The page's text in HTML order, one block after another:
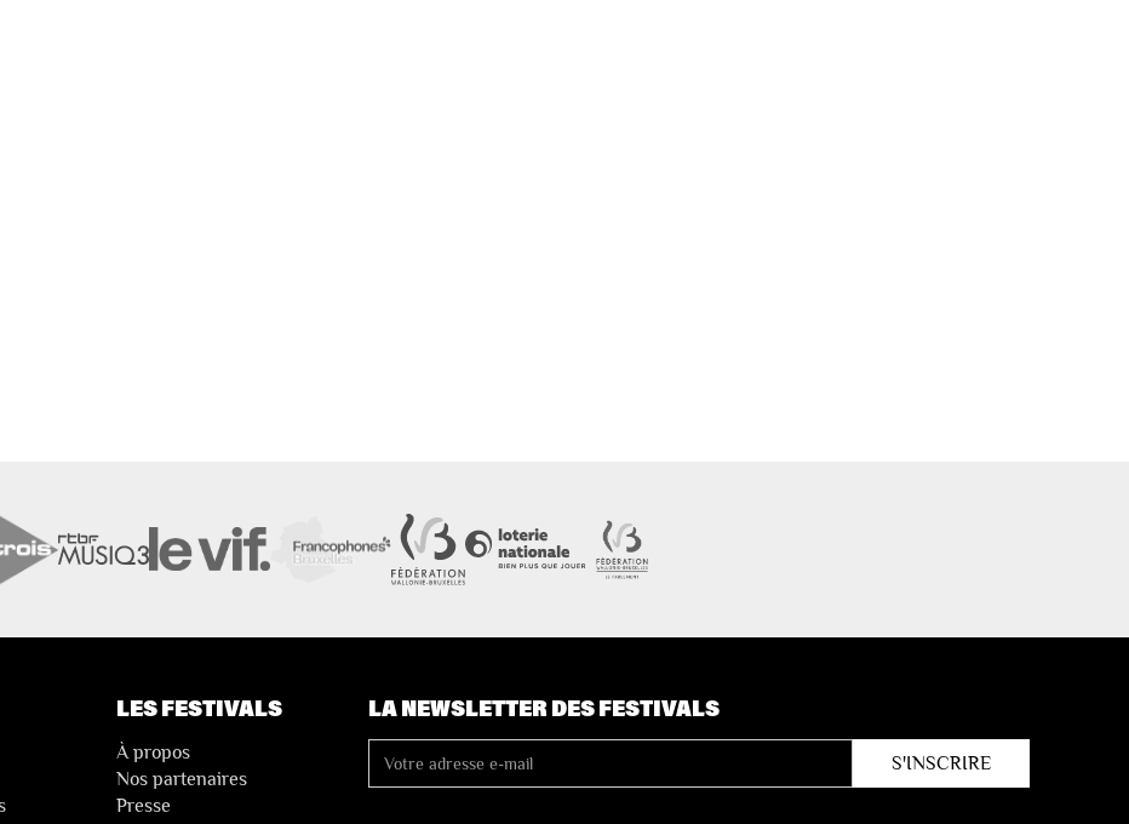
LES FESTIVALS
À propos
Nos partenaires
Presse
LA NEWSLETTER DES FESTIVALS